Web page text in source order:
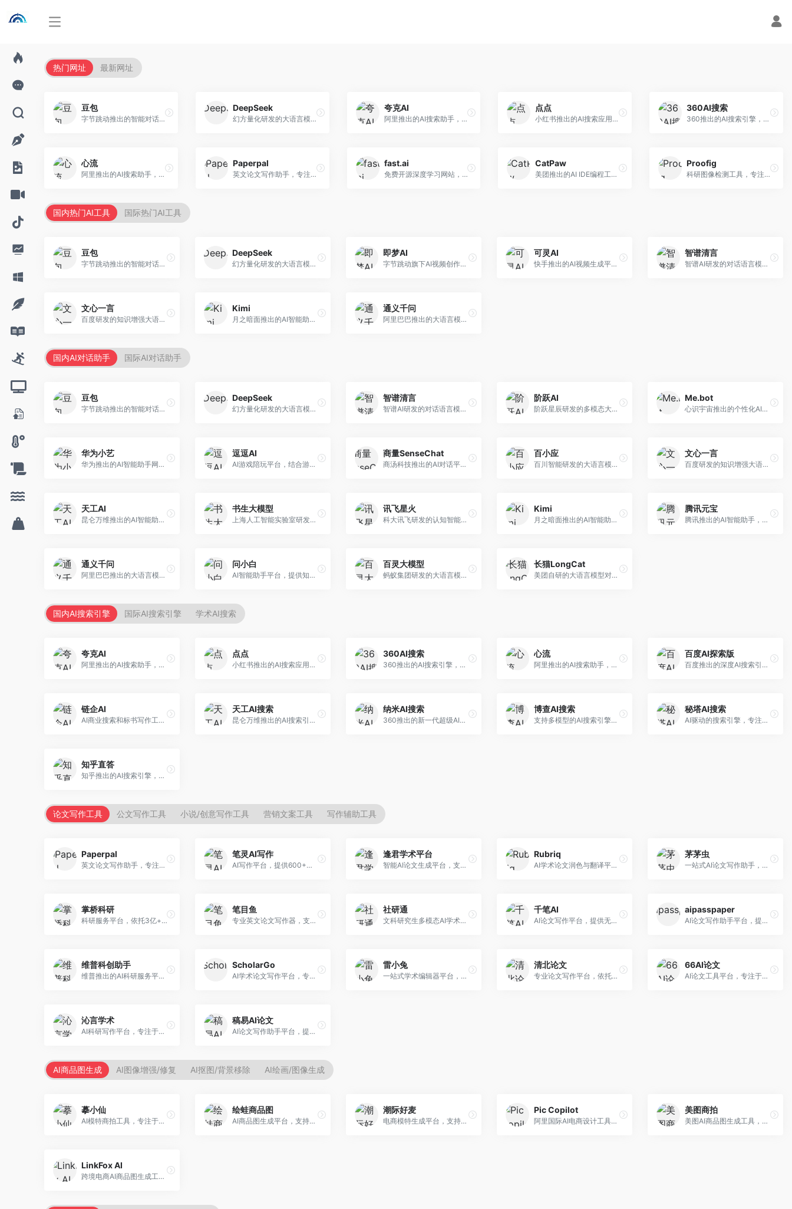
热门网址 最新网址
豆包
字节跳动推出的智能对话助手平台，提供文本创作、知识问答、英语学习等多种AI服务。面向普通用户和内容创作者，支持多轮对话和文件解析，免费使用，响应速度快，中文理解能力强。
DeepSeek
幻方量化研发的大语言模型平台，专注于深度推理和代码生成能力。面向开发者、研究人员和技术爱好者，提供强大的逻辑推理和数学计算功能，开源生态完善，API接口友好。
夸克AI
阿里推出的AI搜索助手，整合搜索与AI功能。面向年轻用户，提供智能搜索、文档处理、学习辅助等服务，与夸克生态深度整合。
点点
小红书推出的AI搜索应用，专注于生活方式内容搜索。面向小红书用户，提供生活攻略、消费决策、内容推荐等服务，生活方式内容丰富。
360AI搜索
360推出的AI搜索引擎，专注于安全智能搜索。面向普通用户，提供智能问答、网页搜索、内容整理等服务，安全防护能力强。
心流
阿里推出的AI搜索助手，专注于智能信息获取。面向普通用户，提供智能搜索、内容整理、知识问答等服务，与阿里生态深度整合。
Paperpal
英文论文写作助手，专注于学术英语润色。面向需要发表国际期刊的研究者，提供语法检查、学术表达优化、格式规范等服务，英语表达地道专业。
fast.ai
免费开源深度学习网站，专注于实用AI教学。面向开发者，提供免费深度学习课程、实战项目、代码库等资源，学习门槛低。
CatPaw
美团推出的AI IDE编程工具，专注于本地开发生态。面向开发者，提供智能代码补全、代码生成、项目管理等服务，本地开发体验好。
Proofig
科研图像检测工具，专注于学术图像完整性验证。面向科研人员，提供图像检测、重复分析、报告生成等服务，学术检测专业。
国内热门AI工具 国际热门AI工具
豆包
字节跳动推出的智能对话助手平台，提供文本创作、知识问答、英语学习等多种AI服务。面向普通用户和内容创作者，支持多轮对话和文件解析，免费使用，响应速度快，中文理解能力强。
DeepSeek
幻方量化研发的大语言模型平台，专注于深度推理和代码生成能力。面向开发者、研究人员和技术爱好者，提供强大的逻辑推理和数学计算功能，开源生态完善，API接口友好。
即梦AI
字节跳动旗下AI视频创作平台，支持多模态内容生成。面向内容创作者和营销人员，提供文生视频、图生视频、智能剪辑等功能，中文理解能力强，创作效率高。
可灵AI
快手推出的AI视频生成平台，支持文生视频和图生视频，可生成长达2分钟的高质量视频内容。面向短视频创作者和营销人员，操作简便，生成效果逼真，适合商业推广和创意表达。
智谱清言
智谱AI研发的对话语言模型，支持中英双语交互。面向中文用户和开发者，提供知识问答、代码编写、文档解读等服务，开源生态完善，学术研究背景深厚。
文心一言
百度研发的知识增强大语言模型，深度融合百度知识图谱和搜索能力。面向中文用户，提供知识问答、文本创作、逻辑推理等服务，中文语境理解准确，知识覆盖面广。
Kimi
月之暗面推出的AI智能助手，核心优势在于超长文本处理能力，支持20万字以上文档分析。面向学术研究者、职场人士和内容创作者，提供文档解读、PPT生成、联网搜索等综合服务。
通义千问
阿里巴巴推出的大语言模型平台，提供对话问答、文档处理、图像理解、代码编写等全方位AI服务。面向企业用户和个人开发者，集成阿里云生态，支持多模态交互，企业级安全保障。
国内AI对话助手 国际AI对话助手
豆包
字节跳动推出的智能对话助手平台，提供文本创作、知识问答、英语学习等多种AI服务。面向普通用户和内容创作者，支持多轮对话和文件解析，免费使用，响应速度快，中文理解能力强。
DeepSeek
幻方量化研发的大语言模型平台，专注于深度推理和代码生成能力。面向开发者、研究人员和技术爱好者，提供强大的逻辑推理和数学计算功能，开源生态完善，API接口友好。
智谱清言
智谱AI研发的对话语言模型，支持中英双语交互。面向中文用户和开发者，提供知识问答、代码编写、文档解读等服务，开源生态完善，学术研究背景深厚。
阶跃AI
阶跃星辰研发的多模态大模型平台，支持文本、图像、视频的综合理解与生成。面向创作者和企业客户，提供内容创作、智能分析等服务，多模态能力突出。
Me.bot
心识宇宙推出的个性化AI伴侣，专注于情感交互和个人助理服务。面向个人用户，支持日程管理、情感陪伴、知识问答等功能，交互体验人性化。
华为小艺
华为推出的AI智能助手网页端，深度整合鸿蒙生态和华为云服务。面向华为设备用户，支持语音交互、智能问答、设备控制等功能，与华为硬件生态无缝衔接。
逗逗AI
AI游戏陪玩平台，结合游戏理解和自然语言交互技术。面向游戏玩家，提供游戏攻略、陪玩互动、社交聊天等服务，游戏知识丰富，互动体验有趣。
商量SenseChat
商汤科技推出的AI对话平台，结合计算机视觉和自然语言处理技术。面向企业用户和开发者，支持多模态交互，视觉理解能力强，适合智能客服和内容创作场景。
百小应
百川智能研发的大语言模型助手，专注于中文理解和生成。面向中文用户，提供知识问答、文本创作、代码辅助等服务，模型参数规模大，中文表达流畅自然。
文心一言
百度研发的知识增强大语言模型，深度融合百度知识图谱和搜索能力。面向中文用户，提供知识问答、文本创作、逻辑推理等服务，中文语境理解准确，知识覆盖面广。
天工AI
昆仑万维推出的AI智能助手，集成搜索、对话、创作等多种能力。面向普通用户和内容创作者，支持联网搜索、文本生成、图像理解等功能，响应速度快，免费使用。
书生大模型
上海人工智能实验室研发的开源大模型系列，支持多尺度和多模态。面向研究机构和开发者，开源生态完善，学术研究背景深厚，适合科研和定制开发。
讯飞星火
科大讯飞研发的认知智能大模型，深度融合语音识别和自然语言处理技术。面向企业用户和教育领域，提供语音交互、文档处理、代码生成等服务，中文语音识别准确率高。
Kimi
月之暗面推出的AI智能助手，核心优势在于超长文本处理能力，支持20万字以上文档分析。面向学术研究者、职场人士和内容创作者，提供文档解读、PPT生成、联网搜索等综合服务。
腾讯元宝
腾讯推出的AI智能助手，整合微信生态和腾讯云服务。面向普通用户和企业客户，支持文档解析、图像理解、联网搜索等功能，与腾讯产品无缝衔接，办公协作便捷。
通义千问
阿里巴巴推出的大语言模型平台，提供对话问答、文档处理、图像理解、代码编写等全方位AI服务。面向企业用户和个人开发者，集成阿里云生态，支持多模态交互，企业级安全保障。
问小白
AI智能助手平台，提供知识问答、文本创作、文档处理等服务。面向普通用户和职场人士，操作简便，响应速度快，支持多场景应用。
百灵大模型
蚂蚁集团研发的大语言模型平台，专注于金融科技和企业服务。面向金融机构和企业客户，提供智能客服、风险分析、文档处理等服务，金融场景理解深入。
长猫LongCat
美团自研的大语言模型对话平台，专注于本地生活服务场景。面向美团生态用户，提供智能推荐、服务问答等功能，本地生活知识覆盖全面。
国内AI搜索引擎 国际AI搜索引擎 学术AI搜索
夸克AI
阿里推出的AI搜索助手，整合搜索与AI功能。面向年轻用户，提供智能搜索、文档处理、学习辅助等服务，与夸克生态深度整合。
点点
小红书推出的AI搜索应用，专注于生活方式内容搜索。面向小红书用户，提供生活攻略、消费决策、内容推荐等服务，生活方式内容丰富。
360AI搜索
360推出的AI搜索引擎，专注于安全智能搜索。面向普通用户，提供智能问答、网页搜索、内容整理等服务，安全防护能力强。
心流
阿里推出的AI搜索助手，专注于智能信息获取。面向普通用户，提供智能搜索、内容整理、知识问答等服务，与阿里生态深度整合。
百度AI探索版
百度推出的深度AI搜索引擎，整合百度知识图谱。面向中文用户，提供智能问答、知识探索、内容生成等服务，知识覆盖面广。
链企AI
AI商业搜索和标书写作工具，专注于企业服务场景。面向企业用户，提供商业信息搜索、标书生成、企业分析等服务，商业信息专业。
天工AI搜索
昆仑万维推出的AI搜索引擎，整合大模型与搜索能力。面向普通用户，提供智能问答、深度搜索、内容整理等服务，中文搜索体验好。
纳米AI搜索
360推出的新一代超级AI搜索，深度整合360搜索资源。面向普通用户，提供智能问答、多模态搜索、内容生成等服务，安全可靠。
博查AI搜索
支持多模型的AI搜索引擎，整合多种大模型能力。面向AI爱好者，提供多模型搜索、答案对比、深度分析等服务，模型选择灵活。
秘塔AI搜索
AI驱动的搜索引擎，专注于无广告直达结果。面向研究者和信息获取需求者，提供深度搜索、来源标注、答案整理等服务，搜索结果干净准确，信息可信度高。
知乎直答
知乎推出的AI搜索引擎，专注于知识问答场景。面向知识获取者，提供知乎内容搜索、智能问答、知识整理等服务，专业知识丰富。
论文写作工具 公文写作工具 小说/创意写作工具 营销文案工具 写作辅助工具
Paperpal
英文论文写作助手，专注于学术英语润色。面向需要发表国际期刊的研究者，提供语法检查、学术表达优化、格式规范等服务，英语表达地道专业。
笔灵AI写作
AI写作平台，提供600+写作模板。面向学生、职场人士和内容创作者，支持论文、公文、营销文案等多种文体，模板丰富，一键生成，写作效率大幅提升。
逢君学术平台
智能AI论文生成平台，支持查重检测。面向高校学生和研究人员，提供论文选题、内容生成、查重修改等一站式服务，学术写作流程完整。
Rubriq
AI学术论文润色与翻译平台。面向国际期刊投稿者，提供论文润色、翻译、格式调整等服务，支持多语言，学术表达专业规范。
茅茅虫
一站式AI论文写作助手，覆盖学术写作全场景。面向高校学生和科研人员，提供开题报告、文献综述、论文正文等写作服务，支持多学科多类型论文，操作简便。
掌桥科研
科研服务平台，依托3亿+真实文献数据库。面向学术研究者和学生，提供文献检索、论文写作、科研数据分析等服务，文献资源丰富，学术支持专业。
笔目鱼
专业英文论文写作器，支持学术论文全流程。面向留学生和国际期刊投稿者，提供英文论文撰写、润色、格式调整等服务，学术英语表达规范。
社研通
文科研究生多模态AI学术写作平台。面向文科研究生和社科研究者，提供文献综述、理论分析、定性研究辅助等服务，文科研究方法论支持完善。
千笔AI
AI论文写作平台，提供无限改稿服务。面向高校学生和学术研究者，支持论文选题、大纲生成、内容撰写、查重修改等全流程服务，改稿次数不限，服务质量有保障。
aipasspaper
AI论文写作助手平台，提供智能化的学术写作支持。面向大学生和研究人员，支持多种学科论文生成，提供参考文献管理和格式规范服务，写作效率高。
维普科创助手
维普推出的AI科研服务平台，整合学术资源与智能写作。面向科研人员和高校师生，提供文献检索、论文写作、查重检测等一站式服务，学术资源权威可靠。
ScholarGo
AI学术论文写作平台，专注于理工科领域的逻辑构建。面向理工科研究生和科研工作者，提供公式编辑、数据分析、论文结构优化等服务，理工科写作逻辑严谨。
雷小兔
一站式学术编辑器平台，覆盖论文写作全流程。面向高校学生和科研人员，提供选题分析、文献检索、论文生成、查重降重等服务，操作流程清晰，学术写作效率显著提升。
清北论文
专业论文写作平台，依托高校学术资源。面向本科生和研究生，提供论文指导、写作辅助、查重检测等服务，学术规范性强，适合追求高质量论文的用户。
66AI论文
AI论文工具平台，专注于高质量低查重论文生成。面向大学生和研究生，提供论文写作、降重修改等服务，生成内容原创度高，查重率低。
沁言学术
AI科研写作平台，专注于学术研究辅助。面向研究生和科研工作者，提供文献分析、研究方法指导、论文撰写等服务，学术资源丰富，研究支持全面。
稿易AI论文
AI论文写作助手平台，提供智能化学术写作支持。面向高校学生，支持多种论文类型生成，提供参考文献管理和格式规范服务，操作流程简单。
AI商品图生成 AI图像增强/修复 AI抠图/背景移除 AI绘画/图像生成
摹小仙
AI模特商拍工具，专注于服装电商。面向服装电商卖家，提供虚拟模特试穿、商品展示图生成等服务，模特形象多样，拍摄成本低。
绘蛙商品图
AI商品图生成平台，支持模特换装和场景生成。面向电商卖家，提供商品上身效果展示、场景化商品图生成等服务，电商营销效果显著。
潮际好麦
电商模特生成平台，支持AI虚拟模特创作。面向服装和配饰电商，提供模特试穿、商品展示、营销素材生成等服务，模特形象可定制。
Pic Copilot
阿里国际AI电商设计工具，专注于跨境电商。面向跨境电商卖家，提供商品图优化、营销海报生成、多语言适配等服务，海外市场适配性强。
美图商拍
美图AI商品图生成工具，整合美图生态。面向电商卖家，提供商品图美化、模特替换、场景生成等服务，移动端操作便捷。
LinkFox AI
跨境电商AI商品图生成工具。面向跨境电商卖家，支持多语言商品图生成、模特替换、场景优化等服务，适配海外电商平台需求。